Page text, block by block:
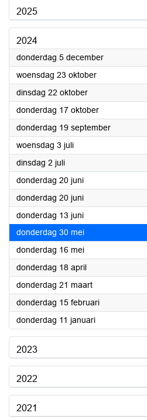
2025
2024
donderdag 5 december2024
woensdag 23 oktober2024
dinsdag 22 oktober2024
donderdag 17 oktober2024
donderdag 19 september2024
woensdag 3 juli2024
dinsdag 2 juli2024
donderdag 20 juni2024
donderdag 20 juni2024
donderdag 13 juni2024
donderdag 30 mei2024
donderdag 16 mei2024
donderdag 18 april2024
donderdag 21 maart2024
donderdag 15 februari2024
donderdag 11 januari2024
2023
2022
2021